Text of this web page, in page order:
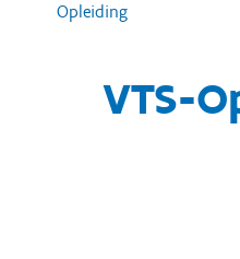
Opleiding
VTS-